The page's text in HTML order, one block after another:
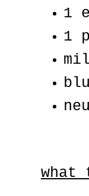
1
1
what